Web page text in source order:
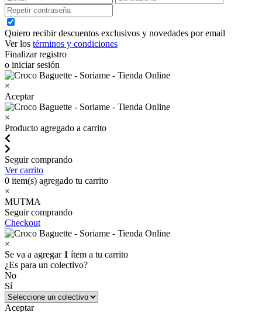
Quiero recibir descuentos exclusivos y novedades por email
Ver los términos y condiciones
Finalizar registro
o iniciar sesión
×
Aceptar
×
Producto agregado a carrito
Seguir comprando
Ver carrito
0 item(s) agregado tu carrito
×
MUTMA
Seguir comprando
Checkout
×
Se va a agregar 1 ítem a tu carrito
¿Es para un colectivo?
No
Sí
Aceptar